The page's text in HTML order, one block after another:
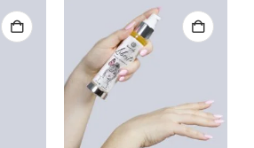
Redes Sociais
de Pagamento